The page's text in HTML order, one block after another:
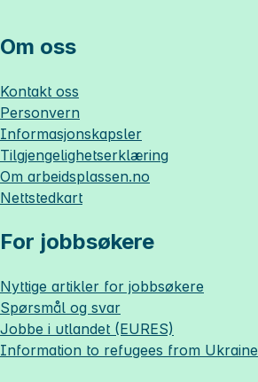
Om oss
Kontakt oss
Personvern
Informasjonskapsler
Tilgjengelighetserklæring
Om arbeidsplassen.no
Nettstedkart
For jobbsøkere
Nyttige artikler for jobbsøkere
Spørsmål og svar
Jobbe i utlandet (EURES)
Information to refugees from Ukraine